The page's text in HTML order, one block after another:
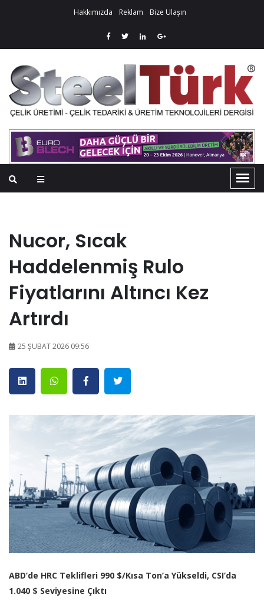
Hakkımızda Reklam Bize Ulaşın
Nucor, Sıcak
Haddelenmiş Rulo
Fiyatlarını Altıncı Kez
Artırdı
25 ŞUBAT 2026 09:56
ABD’de HRC Teklifleri 990 $/Kısa Ton’a Yükseldi, CSI’da
1.040 $ Seviyesine Çıktı